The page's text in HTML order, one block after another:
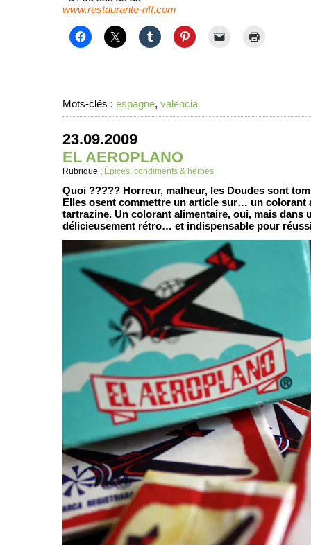
www.restaurante-riff.com
Mots-clés : espagne, valencia
23.09.2009
EL AEROPLANO
Rubrique : Épices, condiments & herbes
Quoi ????? Horreur, malheur, les Doudes sont
Elles osent commettre un article sur… un colorant
tartrazine. Un colorant alimentaire, oui, mais dans
délicieusement rétro… et indispensable pour